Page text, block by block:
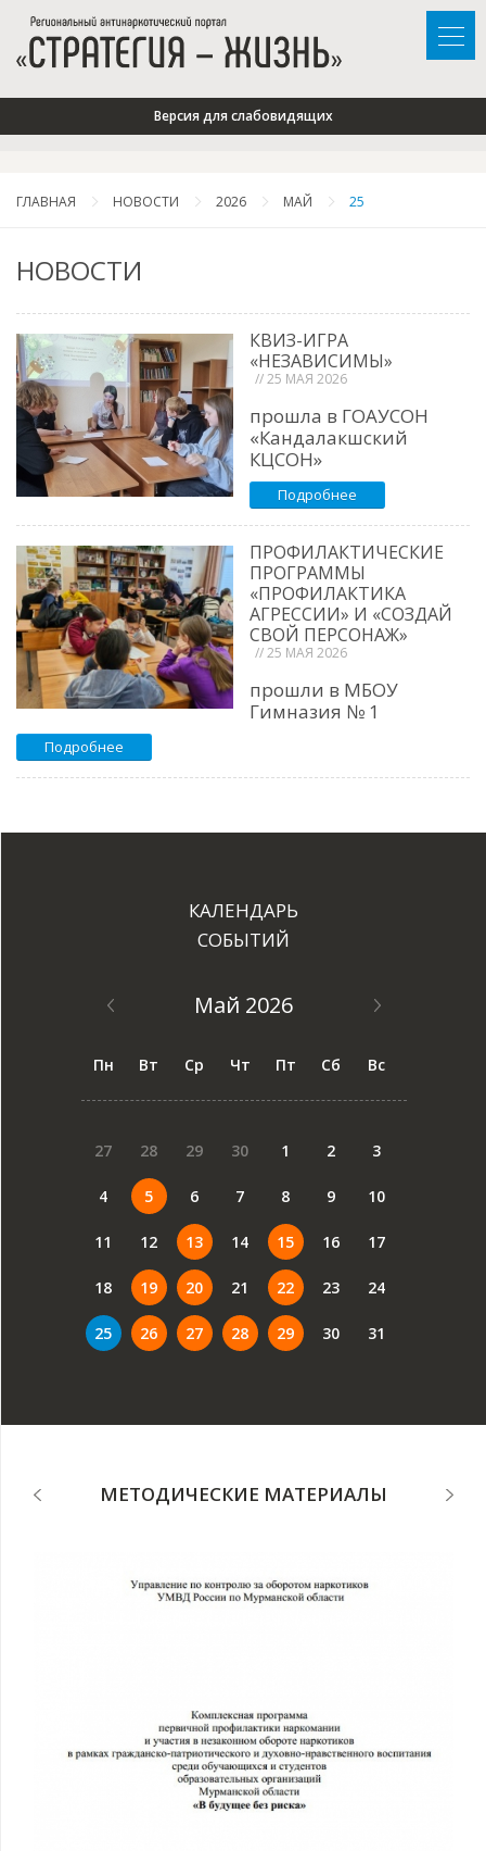
Версия для слабовидящих
ГЛАВНАЯ НОВОСТИ 2026 МАЙ 25
НОВОСТИ
КВИЗ-ИГРА
«НЕЗАВИСИМЫ»
// 25 МАЯ 2026
прошла в ГОАУСОН
«Кандалакшский
КЦСОН»
Подробнее
ПРОФИЛАКТИЧЕСКИЕ
ПРОГРАММЫ
«ПРОФИЛАКТИКА
АГРЕССИИ» И «СОЗДАЙ
СВОЙ ПЕРСОНАЖ»
// 25 МАЯ 2026
прошли в МБОУ
Гимназия № 1
Подробнее
КАЛЕНДАРЬ
СОБЫТИЙ
Май 2026
Пн Вт Ср Чт Пт Сб Вс
27 28 29 30 1 2 3
4 5 6 7 8 9 10
11 12 13 14 15 16 17
18 19 20 21 22 23 24
25 26 27 28 29 30 31
МЕТОДИЧЕСКИЕ МАТЕРИАЛЫ